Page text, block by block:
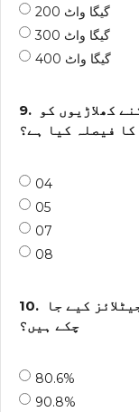
200 گیگا واٹ
300 گیگا واٹ
400 گیگا واٹ
9. کھلاڑیوں کو
فیصلہ کیا ہے؟
04
05
07
08
10.
کیے جا
چکے ہیں؟
80.6%
90.8%